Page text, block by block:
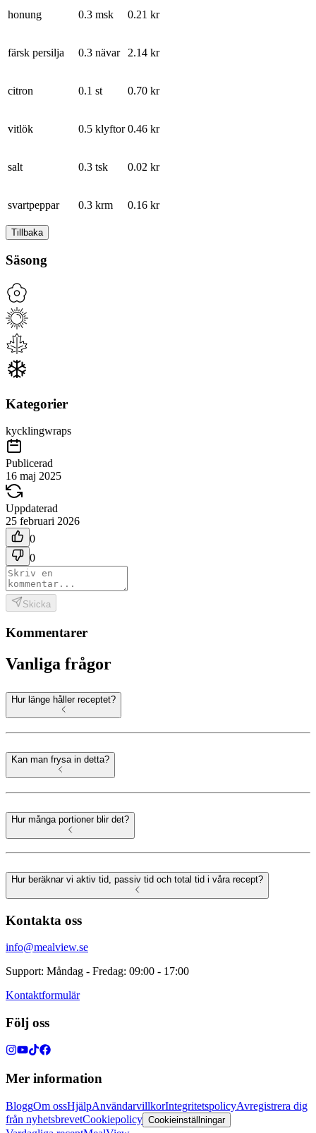
honung 0.3 msk 0.21 kr
färsk persilja 0.3 nävar 2.14 kr
citron 0.1 st 0.70 kr
vitlök 0.5 klyftor 0.46 kr
salt 0.3 tsk 0.02 kr
svartpeppar 0.3 krm 0.16 kr
Tillbaka
Säsong
Kategorier
kycklingwraps
Publicerad
16 maj 2025
Uppdaterad
25 februari 2026
0
0
Skicka
Kommentarer
Vanliga frågor
Hur länge håller receptet?
Kan man frysa in detta?
Hur många portioner blir det?
Hur beräknar vi aktiv tid, passiv tid och total tid i våra recept?
Kontakta oss
info@mealview.se
Support: Måndag - Fredag: 09:00 - 17:00
Kontaktformulär
Följ oss
Mer information
BloggOm ossHjälpAnvändarvillkorIntegritetspolicyAvregistrera dig
från nyhetsbrevetCookiepolicy Cookieinställningar